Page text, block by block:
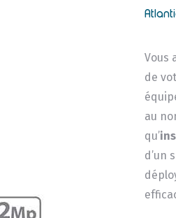
Vous
de
au
qu’
d’un